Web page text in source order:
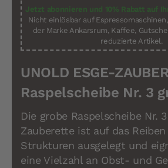
Jetzt abonnieren und 10% Rabatt auf
Nicht einlösbar auf
der Marke Ankarsrum, Kaffee,
reduzierte Artikel.
UNOLD ESGE-
Raspelscheibe Nr. 3
Die grobe Raspelscheibe Nr.
Zauberette ist auf das
Strukturen ausgelegt und
eine Vielzahl an Obst- und